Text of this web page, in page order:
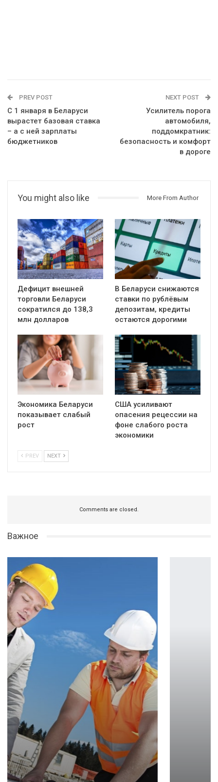
PREV POST
С 1 января в Беларуси
вырастет базовая ставка
– а с ней зарплаты
бюджетников
NEXT POST
Усилитель порога
автомобиля,
поддомкратник:
безопасность и комфорт
в дороге
You might also like More From Author
Дефицит внешней
торговли Беларуси
сократился до 138,3
млн долларов
В Беларуси снижаются
ставки по рублёвым
депозитам, кредиты
остаются дорогими
Экономика Беларуси
показывает слабый
рост
США усиливают
опасения рецессии на
фоне слабого роста
экономики
PREV NEXT
Comments are closed.
Важное